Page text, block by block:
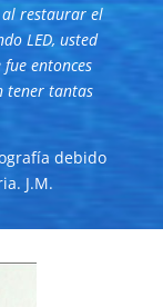
restaurar el
LED, usted
entonces
tener tantas
debido
J.M.